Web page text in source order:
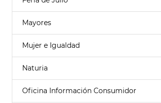
Mayores
Mujer e Igualdad
Naturia
Oficina Información Consumidor